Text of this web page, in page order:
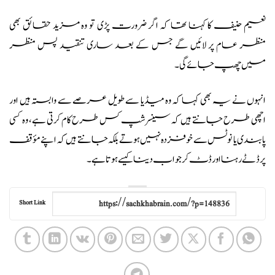
نعیم حنیف کا کہنا تھا کہ اگر ضرورت پڑی تو وہ مزید حقائق بھی
منظر عام پر لائیں گے جس کے بعد ساری تنقید پس منظر
میں چھپ جائے گی۔
انہوں نے یہ بھی کہا کہ وہ میڈیا سے طویل عرصے سے وابستہ ہیں اور
اچھی طرح جانتے ہیں کہ سینسرشپ کس طرح کام کرتی ہے، وہ کسی
پابندی یا نوٹس سے خوفزدہ نہیں ہوتے بلکہ جانتے ہیں کہ اپنے مؤقف
پر ڈٹے رہنا اور ڈٹ کر جواب دینا کیسے ہوتا ہے۔
Short Link